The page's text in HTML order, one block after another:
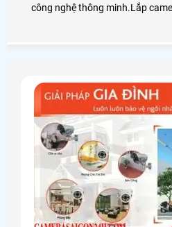
công nghệ thông minh.Lắp